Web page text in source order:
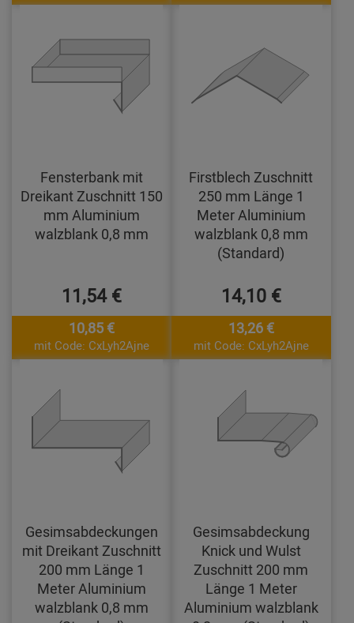
Fensterbank mit
Dreikant Zuschnitt 150
mm Aluminium
walzblank 0,8 mm
11,54 €
10,85 €
mit Code: CxLyh2Ajne
Firstblech Zuschnitt
250 mm Länge 1
Meter Aluminium
walzblank 0,8 mm
(Standard)
14,10 €
13,26 €
mit Code: CxLyh2Ajne
Gesimsabdeckungen
mit Dreikant Zuschnitt
200 mm Länge 1
Meter Aluminium
walzblank 0,8 mm
Gesimsabdeckung
Knick und Wulst
Zuschnitt 200 mm
Länge 1 Meter
Aluminium walzblank